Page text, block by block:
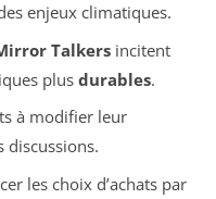
enjeux climatiques.
Talkersincitent
plus durables.
à modifier leur
discussions.
les choix d’achats par